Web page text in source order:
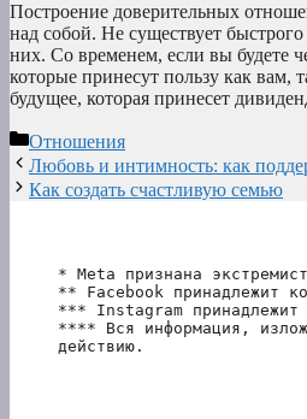
Построение доверительных
над собой. Не существует
них. Со временем, если вы будете
которые принесут пользу как вам,
будущее, которая принесет
Рубрики
Отношения
Любовь и интимность: как
Как создать счастливую семью
* Meta признана
** Facebook принадлежит
*** Instagram принадлежит
**** Вся информация,
действию.